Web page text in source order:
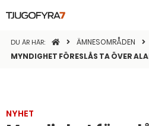
DU ÄR HÄR: STARTSIDANÄMNESOMRÅDEN
MYNDIGHET FÖRESLÅS TA ÖVER
NYHET